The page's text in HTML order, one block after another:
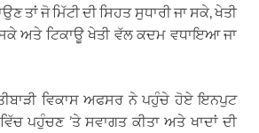
ਤਾਂ ਜੋ ਮਿੱਟੀ ਦੀ ਸਿਹਤ ਸੁਧਾਰੀ ਜਾ ਸਕੇ, ਖੇਤੀ
ਅਤੇ ਟਿਕਾਊ ਖੇਤੀ ਵੱਲ ਕਦਮ ਵਧਾਇਆ ਜਾ
ਵਿਕਾਸ ਅਫਸਰ ਨੇ ਪਹੁੰਚੇ ਹੋਏ ਇਨਪੁਟ
ਪਹੁੰਚਣ ’ਤੇ ਸਵਾਗਤ ਕੀਤਾ ਅਤੇ ਖਾਦਾਂ ਦੀ